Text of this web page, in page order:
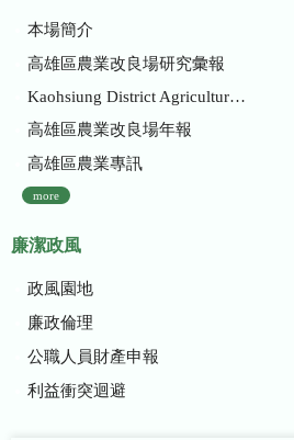
本場簡介
高雄區農業改良場研究彙報
Kaohsiung District Agricultural Research and Extension Station
高雄區農業改良場年報
高雄區農業專訊
more
廉潔政風
政風園地
廉政倫理
公職人員財產申報
利益衝突迴避